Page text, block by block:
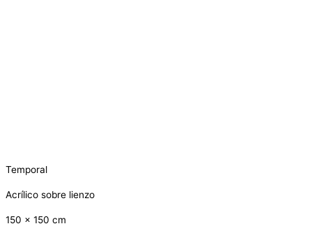
Temporal
Acrílico sobre lienzo
150 x 150 cm